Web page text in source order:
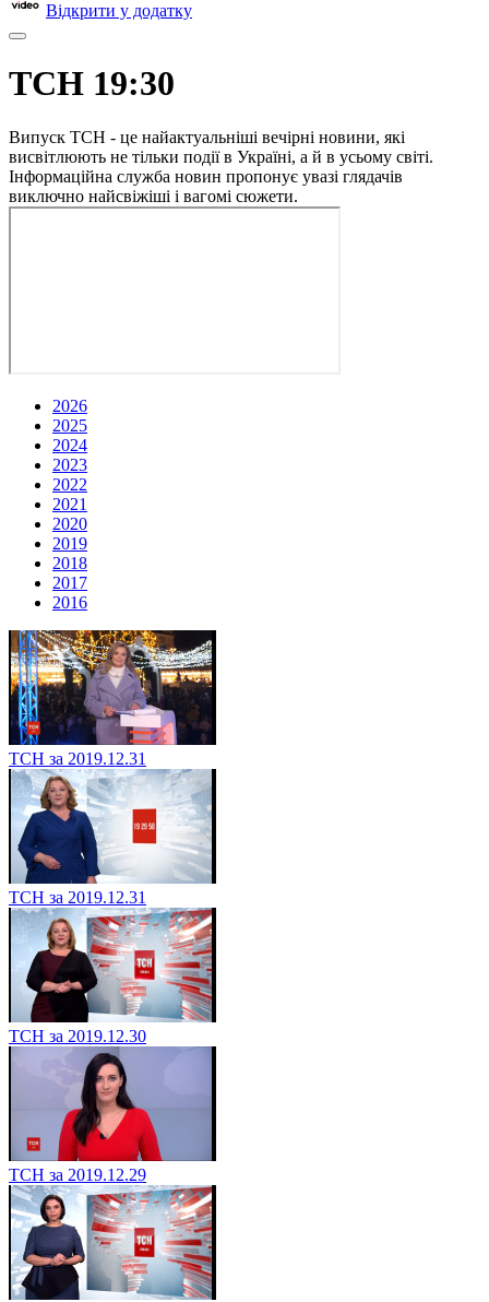
Відкрити у додатку
ТСН 19:30
Випуск ТСН - це найактуальніші вечірні новини, які
висвітлюють не тільки події в Україні, а й в усьому світі.
Інформаційна служба новин пропонує увазі глядачів
виключно найсвіжіші і вагомі сюжети.
2026
2025
2024
2023
2022
2021
2020
2019
2018
2017
2016
ТСН за 2019.12.31
ТСН за 2019.12.31
ТСН за 2019.12.30
ТСН за 2019.12.29